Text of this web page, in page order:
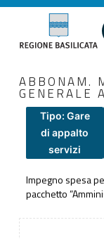
ABBONAM.
GENERALE
Tipo: Gare
di appalto
servizi
Impegno spesa
pacchetto